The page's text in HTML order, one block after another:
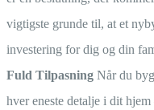
vigtigste grunde til, at et
investering for dig og din
Fuld Tilpasning Når du
hver eneste detalje i dit